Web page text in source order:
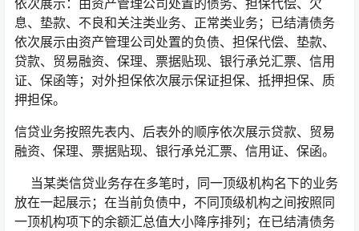
息、垫款、不良和关注类业务、正常类业务；已结清债务
依次展示由资产管理公司处置的负债、担保代偿、垫款、
贷款、贸易融资、保理、票据贴现、银行承兑汇票、信用
证、保函等；对外担保依次展示保证担保、抵押担保、质
押担保。
信贷业务按照先表内、后表外的顺序依次展示贷款、贸易
融资、保理、票据贴现、银行承兑汇票、信用证、保函。
当某类信贷业务存在多笔时，同一顶级机构名下的业务
放在一起展示；在当前负债中，不同顶级机构之间按照同
一顶机构项下的余额汇总值大小降序排列；在已结清债务